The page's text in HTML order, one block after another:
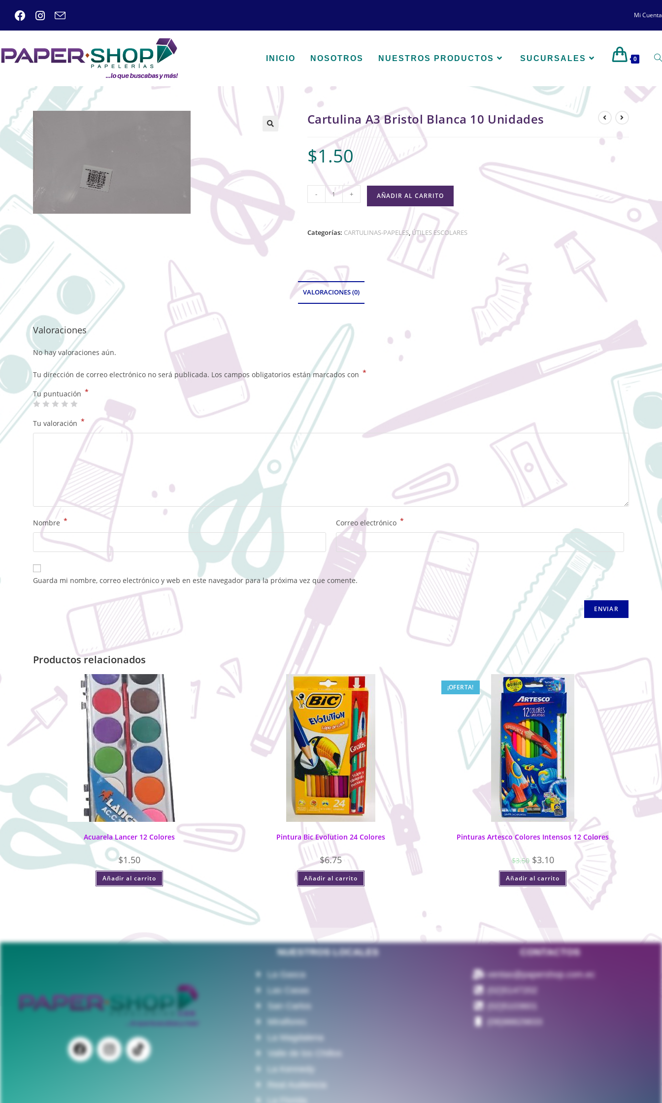
Mi Cuenta
INICIO NOSOTROS NUESTROS PRODUCTOS SUCURSALES 0
Cartulina A3 Bristol Blanca 10 Unidades
$1.50
- + AÑADIR AL CARRITO
Categorías: CARTULINAS-PAPELES,ÚTILES ESCOLARES
VALORACIONES (0)
Valoraciones
No hay valoraciones aún.
Tu dirección de correo electrónico no será publicada. Los campos obligatorios están marcados con *
Tu puntuación *
Tu valoración *
Nombre * Correo electrónico *
Guarda mi nombre, correo electrónico y web en este navegador para la próxima vez que comente.
Productos relacionados
Acuarela Lancer 12 Colores
$1.50
Añadir al carrito
Pintura Bic Evolution 24 Colores
$6.75
Añadir al carrito
¡OFERTA!
Pinturas Artesco Colores Intensos 12 Colores
$3.50 $3.10
Añadir al carrito
NUESTROS LOCALES
La Gasca
Las Casas
San Carlos
Miraflores
La Magdalena
Valle de los Chillos
La Kennedy
Real Audiencia
CONTACTOS
ventas@papershop.com.ec
(02)5147202
(02)5103601
(09)98829833